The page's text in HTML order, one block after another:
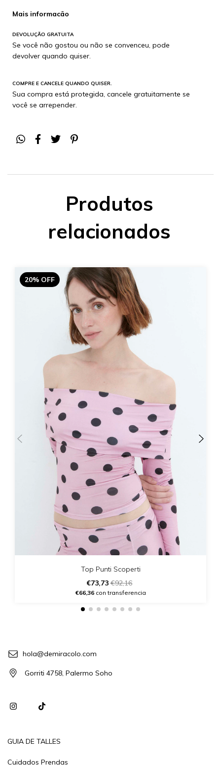
Mais informacão
DEVOLUÇÃO GRATUITA
Se você não gostou ou não se convenceu, pode
devolver quando quiser.
COMPRE E CANCELE QUANDO QUISER.
Sua compra está protegida, cancele gratuitamente se
você se arrepender.
Produtos
relacionados
20% OFF
Top Punti Scoperti
€73,73€92,16
€66,36con transferencia
hola@demiracolo.com
Gorriti 4758, Palermo Soho
GUIA DE TALLES
Cuidados Prendas